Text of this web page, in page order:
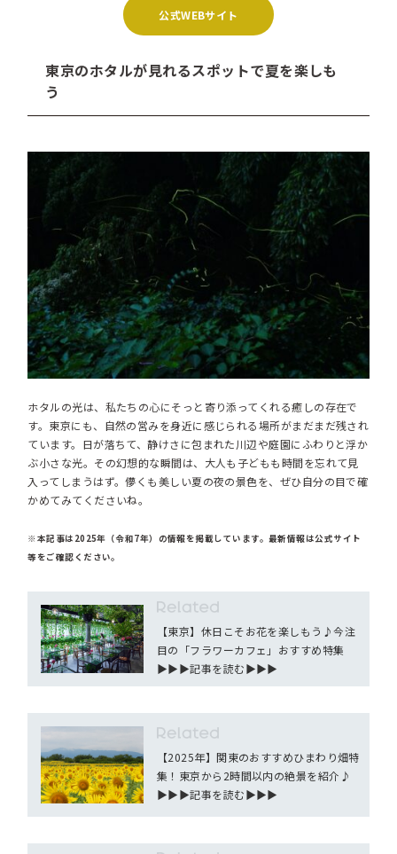
公式WEBサイト
東京のホタルが見れるスポットで夏を楽しも
う
ホタルの光は、私たちの心にそっと寄り添ってくれる癒しの存在で
す。東京にも、自然の営みを身近に感じられる場所がまだまだ残され
ています。日が落ちて、静けさに包まれた川辺や庭園にふわりと浮か
ぶ小さな光。その幻想的な瞬間は、大人も子どもも時間を忘れて見
入ってしまうはず。儚くも美しい夏の夜の景色を、ぜひ自分の目で確
かめてみてくださいね。
※本記事は2025年（令和7年）の情報を掲載しています。最新情報は公式サイト
等をご確認ください。
【東京】休日こそお花を楽しもう♪今注
目の「フラワーカフェ」おすすめ特集
▶︎▶︎▶︎記事を読む▶︎▶︎▶︎
【2025年】関東のおすすめひまわり畑特
集！東京から2時間以内の絶景を紹介♪
▶︎▶︎▶︎記事を読む▶︎▶︎▶︎